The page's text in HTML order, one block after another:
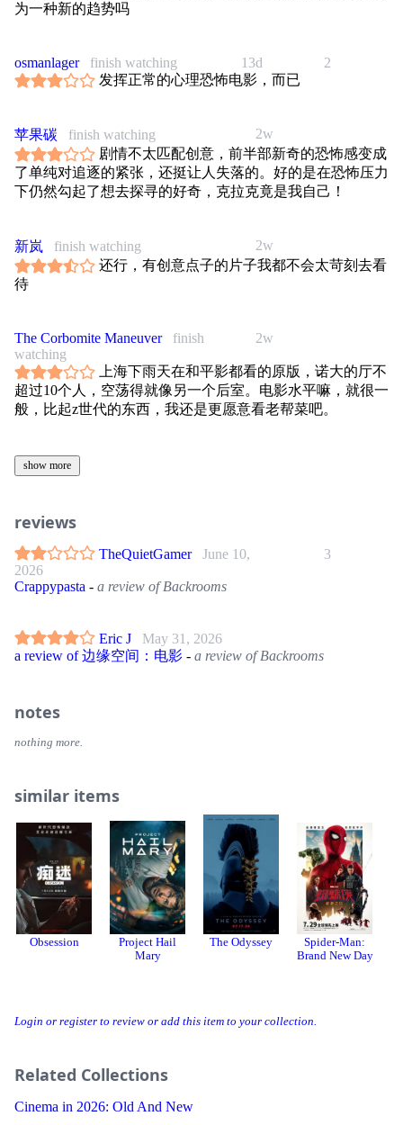
Login or register to review or add this item to your collection.
Related Collections
Cinema in 2026: Old And New
为一种新的趋势吗
13d 2
osmanlager
finish watching
发挥正常的心理恐怖电影，而已
2w
苹果碳
finish watching
剧情不太匹配创意，前半部新奇的恐怖感变成
了单纯对追逐的紧张，还挺让人失落的。好的是在恐怖压力
下仍然勾起了想去探寻的好奇，克拉克竟是我自己！
2w
新岚
finish watching
还行，有创意点子的片子我都不会太苛刻去看
待
2w
The Corbomite Maneuver
finish
watching
上海下雨天在和平影都看的原版，诺大的厅不
超过10个人，空荡得就像另一个后室。电影水平嘛，就很一
般，比起z世代的东西，我还是更愿意看老帮菜吧。
show more
reviews
3
TheQuietGamer
June 10,
2026
Crappypasta - a review of Backrooms
Eric J
May 31, 2026
a review of 边缘空间：电影 - a review of Backrooms
notes
nothing more.
similar items
Obsession
Project Hail
Mary
The Odyssey
Spider-Man:
Brand New Day